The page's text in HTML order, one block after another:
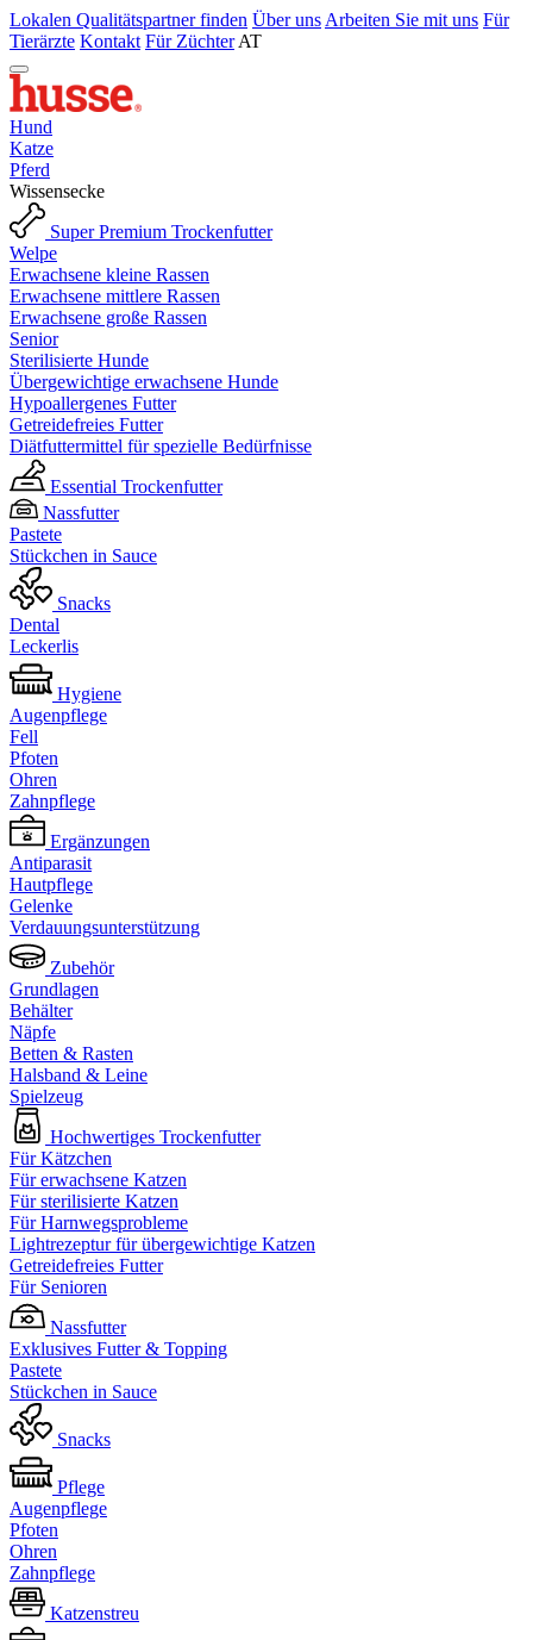
Lokalen Qualitätspartner finden Über uns Arbeiten Sie mit uns Für
Tierärzte Kontakt Für Züchter AT
Hund
Katze
Pferd
Wissensecke
Super Premium Trockenfutter
Welpe
Erwachsene kleine Rassen
Erwachsene mittlere Rassen
Erwachsene große Rassen
Senior
Sterilisierte Hunde
Übergewichtige erwachsene Hunde
Hypoallergenes Futter
Getreidefreies Futter
Diätfuttermittel für spezielle Bedürfnisse
Essential Trockenfutter
Nassfutter
Pastete
Stückchen in Sauce
Snacks
Dental
Leckerlis
Hygiene
Augenpflege
Fell
Pfoten
Ohren
Zahnpflege
Ergänzungen
Antiparasit
Hautpflege
Gelenke
Verdauungsunterstützung
Zubehör
Grundlagen
Behälter
Näpfe
Betten & Rasten
Halsband & Leine
Spielzeug
Hochwertiges Trockenfutter
Für Kätzchen
Für erwachsene Katzen
Für sterilisierte Katzen
Für Harnwegsprobleme
Lightrezeptur für übergewichtige Katzen
Getreidefreies Futter
Für Senioren
Nassfutter
Exklusives Futter & Topping
Pastete
Stückchen in Sauce
Snacks
Pflege
Augenpflege
Pfoten
Ohren
Zahnpflege
Katzenstreu